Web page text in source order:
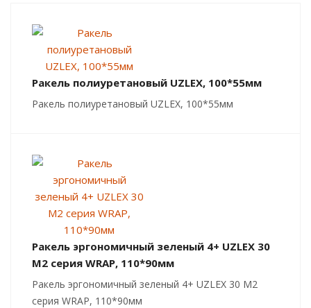
Ракель полиуретановый UZLEX, 100*55мм
Ракель полиуретановый UZLEX, 100*55мм
Ракель эргономичный зеленый 4+ UZLEX 30
М2 серия WRAP, 110*90мм
Ракель эргономичный зеленый 4+ UZLEX 30 М2
серия WRAP, 110*90мм